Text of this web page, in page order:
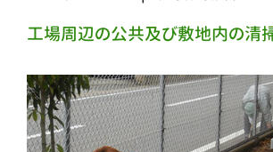
工場周辺の公共及び敷地内の清